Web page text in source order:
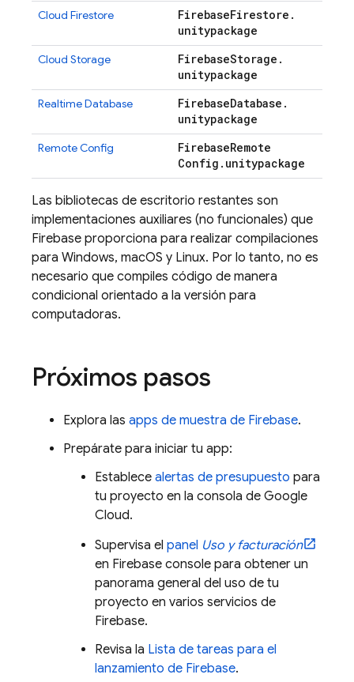
Cloud Firestore FirebaseFirestore .
unitypackage
Cloud Storage FirebaseStorage .
unitypackage
Realtime Database FirebaseDatabase .
unitypackage
Remote Config FirebaseRemote
Config . unitypackage
Las bibliotecas de escritorio restantes son
implementaciones auxiliares (no funcionales) que
Firebase proporciona para realizar compilaciones
para Windows, macOS y Linux. Por lo tanto, no es
necesario que compiles código de manera
condicional orientado a la versión para
computadoras.
Próximos pasos
Explora las apps de muestra de Firebase.
Prepárate para iniciar tu app:
Establece alertas de presupuesto para
tu proyecto en la consola de Google
Cloud.
Supervisa el panel Uso y facturación
en Firebase console para obtener un
panorama general del uso de tu
proyecto en varios servicios de
Firebase.
Revisa la Lista de tareas para el
lanzamiento de Firebase.